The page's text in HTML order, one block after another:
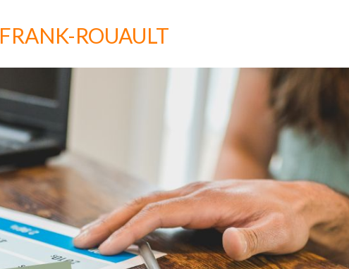
ROUAULT